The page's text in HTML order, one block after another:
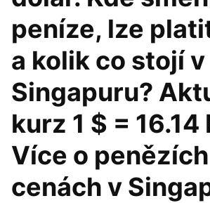
peníze, lze
a kolik co stojí v
Singapuru?
kurz 1 $ = 16.14
Více o
cenách v